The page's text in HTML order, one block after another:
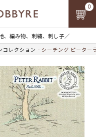
、編み物、刺繍、刺し子／
0
コレクション シーチング ピーター